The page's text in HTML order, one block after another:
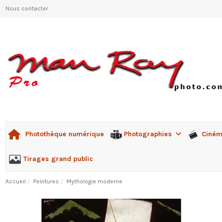
Nous contacter
Photothèque numérique Photographies
Tirages grand public
Accueil Peintures Mythologie moderne